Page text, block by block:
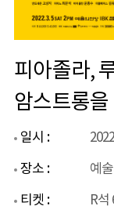
피아졸라,
암스트롱
일시 :
장소 :
예
티켓 :
R석